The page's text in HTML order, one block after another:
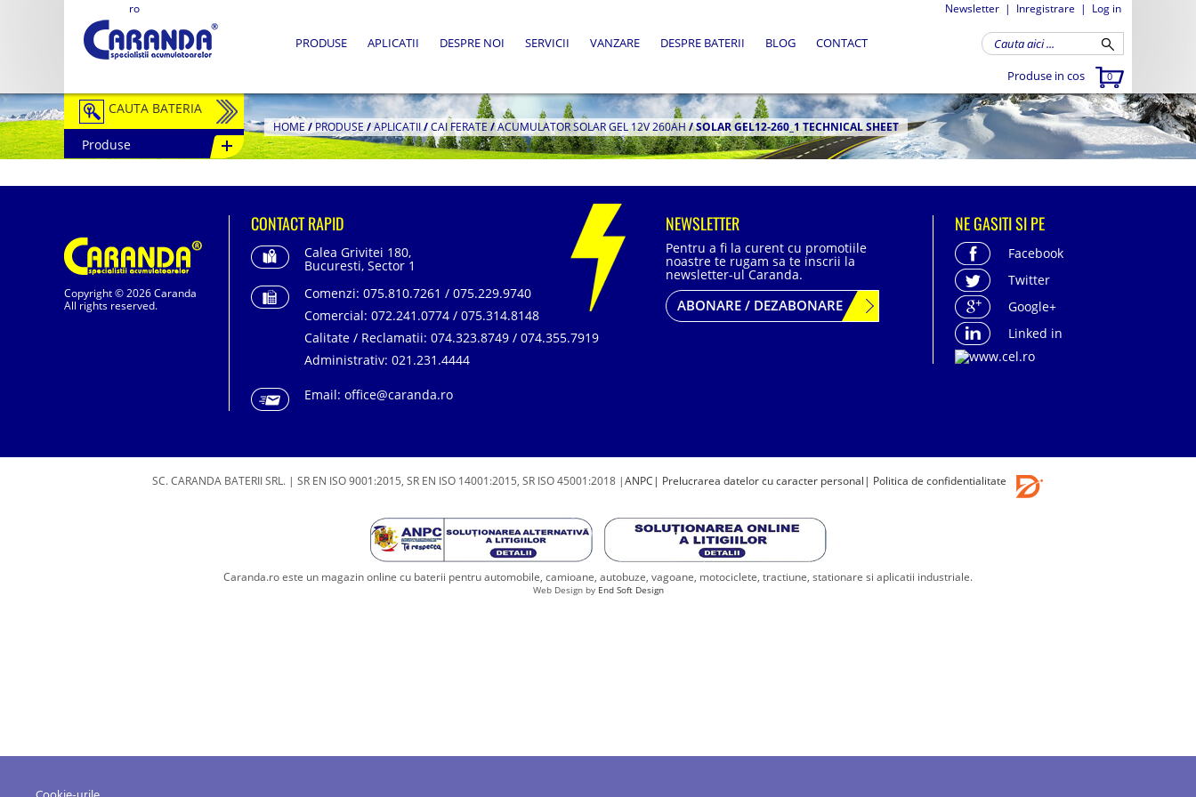
ro Newsletter | Inregistrare | Log in
Produse in cos 0
PRODUSE APLICATII DESPRE NOI SERVICII VANZARE DESPRE BATERII BLOG CONTACT
CAUTA BATERIA
Auto / Moto
Tractiune
Stationare
Redresoare
Produse
HOME/PRODUSE /APLICATII/CAI FERATE/ACUMULATOR SOLAR GEL 12V 260AH/SOLAR GEL12-260_1 TECHNICAL SHEET
Copyright © 2026 Caranda
All rights reserved.
CONTACT RAPID
Calea Grivitei 180,
Bucuresti, Sector 1
Comenzi: 075.810.7261 / 075.229.9740
Comercial: 072.241.0774 / 075.314.8148
Calitate / Reclamatii: 074.323.8749 / 074.355.7919
Administrativ: 021.231.4444
Email: office@caranda.ro
NEWSLETTER
Pentru a fi la curent cu promotiile
noastre te rugam sa te inscrii la
newsletter-ul Caranda.
ABONARE / DEZABONARE
NE GASITI SI PE
Facebook
Twitter
Google+
Linked in
SC. CARANDA BATERII SRL. | SR EN ISO 9001:2015, SR EN ISO 14001:2015, SR ISO 45001:2018 |ANPC | Prelucrarea datelor cu caracter personal | Politica de confidentialitate
Caranda.ro este un magazin online cu baterii pentru automobile, camioane, autobuze, vagoane, motociclete, tractiune, stationare si aplicatii industriale.
Web Design by End Soft Design